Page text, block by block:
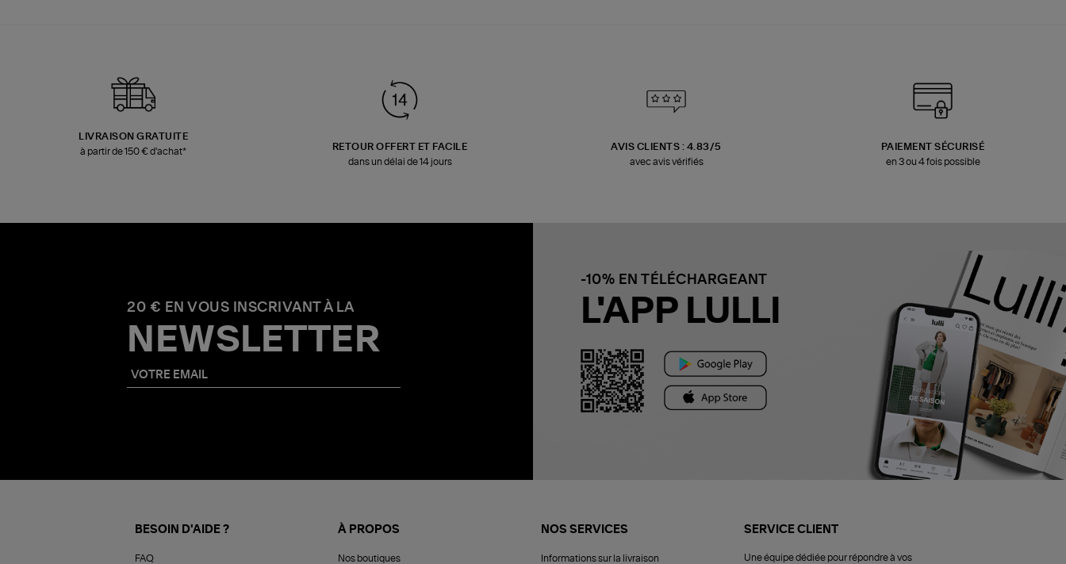
LIVRAISON GRATUITE
à partir de 150 € d'achat*
RETOUR OFFERT ET FACILE
dans un délai de 14 jours
AVIS CLIENTS : 4.83/5
avec avis vérifiés
PAIEMENT SÉCURISÉ
en 3 ou 4 fois possible
20 € EN VOUS INSCRIVANT À LA
NEWSLETTER
-10% EN TÉLÉCHARGEANT
L'APP LULLI
BESOIN D'AIDE ?
FAQ
À PROPOS
Nos boutiques
NOS SERVICES
Informations sur la livraison
SERVICE CLIENT
Une équipe dédiée pour répondre à vos